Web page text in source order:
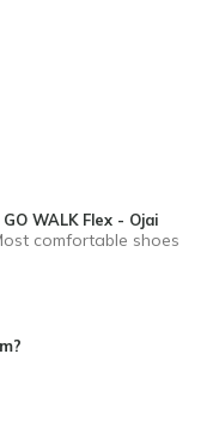
a>
WALK Flex - Ojai
comfortable shoes